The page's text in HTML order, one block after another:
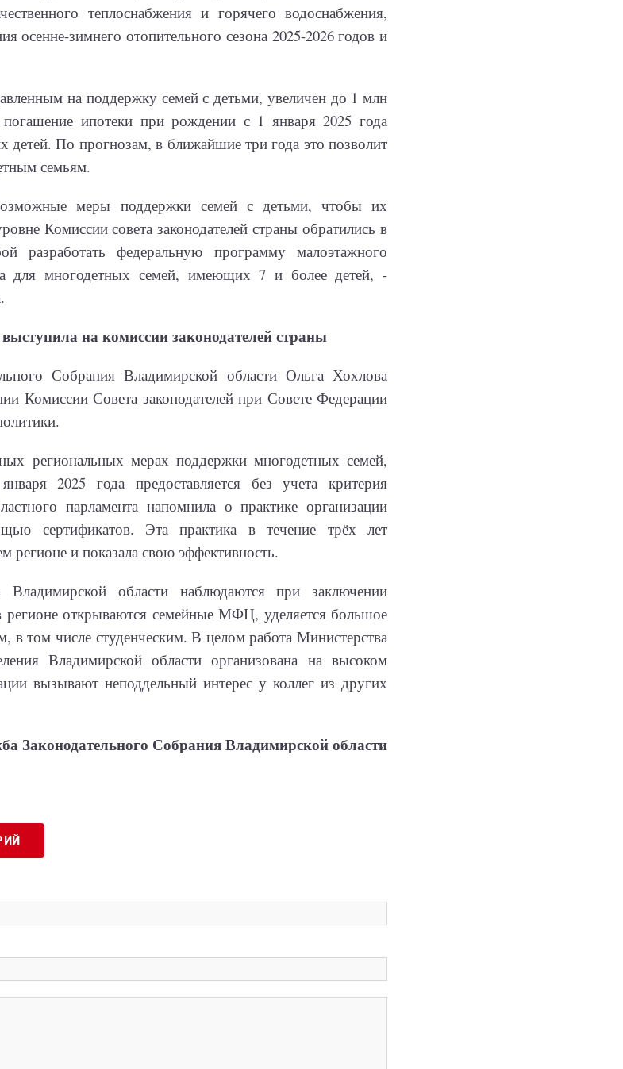
теплоснабжения и горячего водоснабжения,
осенне-зимнего отопительного сезона 2025-2026 годов и
на поддержку семей с детьми, увеличен до 1 млн
ипотеки при рождении с 1 января 2025 года
детей. По прогнозам, в ближайшие три года это позволит
семьям.
меры поддержки семей с детьми, чтобы их
Комиссии совета законодателей страны обратились в
разработать федеральную программу малоэтажного
для многодетных семей, имеющих 7 и более детей, -
на комиссии законодателей страны
Собрания Владимирской области Ольга Хохлова
Комиссии Совета законодателей при Совете Федерации
региональных мерах поддержки многодетных семей,
2025 года предоставляется без учета критерия
парламента напомнила о практике организации
сертификатов. Эта практика в течение трёх лет
регионе и показала свою эффективность.
области наблюдаются при заключении
регионе открываются семейные МФЦ, уделяется большое
в том числе студенческим. В целом работа Министерства
Владимирской области организована на высоком
вызывают неподдельный интерес у коллег из других
Законодательного Собрания Владимирской области